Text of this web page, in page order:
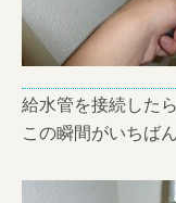
給水管を接続した
この瞬間がいちば